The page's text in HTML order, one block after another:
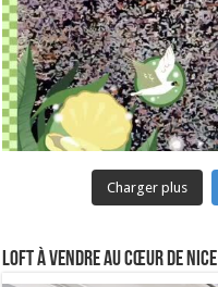
Charger plus
Loft à vendre au cœur de Nice